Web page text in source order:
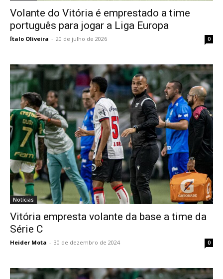
Volante do Vitória é emprestado a time
português para jogar a Liga Europa
Ítalo Oliveira - 20 de julho de 2026 0
Notícias
Vitória empresta volante da base a time da
Série C
Heider Mota - 30 de dezembro de 2024 0